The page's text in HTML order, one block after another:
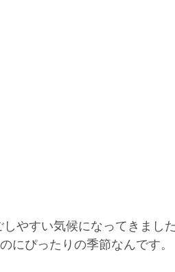
やすい気候になってきまし
にぴったりの季節なんです。